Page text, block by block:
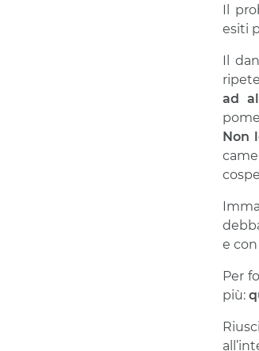
Il
esiti
Il
ad
Non
e
Per
più: